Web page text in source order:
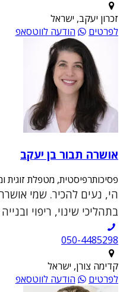
זכרון יעקב, ישראל
לפרטים
הודעה לווטסאפ
אושרה תבור בן יעקב
פסיכותרפיסטית, מטפלת זוגית
הי, נעים להכיר. שמי
בתהליכי שינוי, ריפוי
050-4485298
קדימה צורן, ישראל
לפרטים
הודעה לווטסאפ